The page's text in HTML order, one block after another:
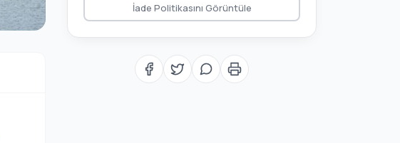
İade Politikasını Görüntüle